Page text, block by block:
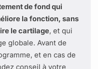
de fond qui
la fonction, sans
le cartilage, et qui
globale. Avant de
et en cas de
conseil à votre